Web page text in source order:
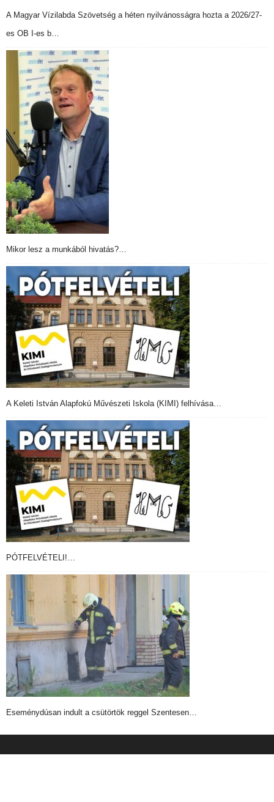
A Magyar Vízilabda Szövetség a héten nyilvánosságra hozta a 2026/27-
es OB I-es b…
Mikor lesz a munkából hivatás?…
A Keleti István Alapfokú Művészeti Iskola (KIMI) felhívása…
PÓTFELVÉTELI!…
Eseménydúsan indult a csütörtök reggel Szentesen…